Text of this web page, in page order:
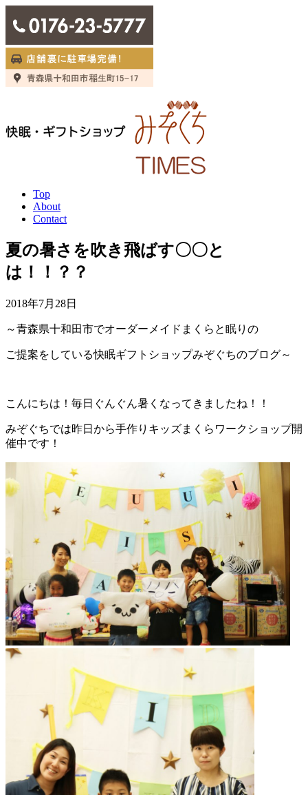
Top
About
Contact
夏の暑さを吹き飛ばす〇〇と
は！！？？
2018年7月28日
～青森県十和田市でオーダーメイドまくらと眠りの
ご提案をしている快眠ギフトショップみぞぐちのブログ～
こんにちは！毎日ぐんぐん暑くなってきましたね！！
みぞぐちでは昨日から手作りキッズまくらワークショップ開
催中です！